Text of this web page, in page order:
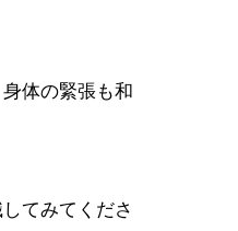
体の緊張も和
てみてくださ